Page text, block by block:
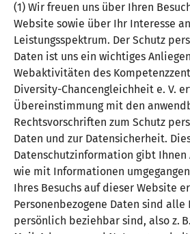
(1) Wir freuen uns über Ihren
Website sowie über Ihr Interesse
Leistungsspektrum. Der Schutz
Daten ist uns ein wichtiges
Webaktivitäten des
Diversity-Chancengleichheit e. V.
Übereinstimmung mit den
Rechtsvorschriften zum Schutz
Daten und zur Datensicherheit.
Datenschutzinformation gibt Ihnen
wie mit Informationen
Ihres Besuchs auf dieser Website
Personenbezogene Daten sind alle
persönlich beziehbar sind, also z.